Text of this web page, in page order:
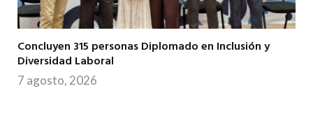
Concluyen 315 personas Diplomado en Inclusión y
Diversidad Laboral
7 agosto, 2026